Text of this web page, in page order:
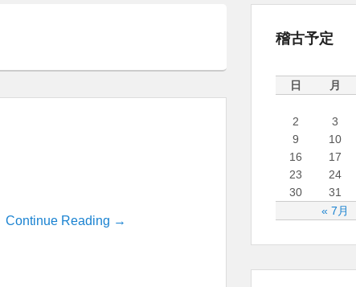
Continue Reading →
稽古予定
日 月
2
3
9
10
16
17
23
24
30
31
« 7月